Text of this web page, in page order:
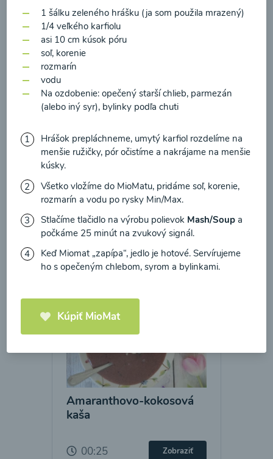
Brokolicové cappuccino
00:25
Načítať ďalšie
Kaše
Amaranthovo-kokosová
kaša
00:25 Zobraziť
1 šálku zeleného hrášku (ja som použila mrazený)
1/4 veľkého karfiolu
asi 10 cm kúsok póru
soľ, korenie
rozmarín
vodu
Na ozdobenie: opečený starší chlieb, parmezán
(alebo iný syr), bylinky podľa chuti
Hrášok prepláchneme, umytý karfiol rozdelíme na
menšie ružičky, pór očistíme a nakrájame na menšie
kúsky.
Všetko vložíme do MioMatu, pridáme soľ, korenie,
rozmarín a vodu po rysky Min/Max.
Stlačíme tlačidlo na výrobu polievok Mash/Soup a
počkáme 25 minút na zvukový signál.
Keď Miomat „zapípa“, jedlo je hotové. Servírujeme
ho s opečeným chlebom, syrom a bylinkami.
Kúpiť MioMat
prečítal(a)informácie o Ochrane osobných
údajova súhlasím s nimi.